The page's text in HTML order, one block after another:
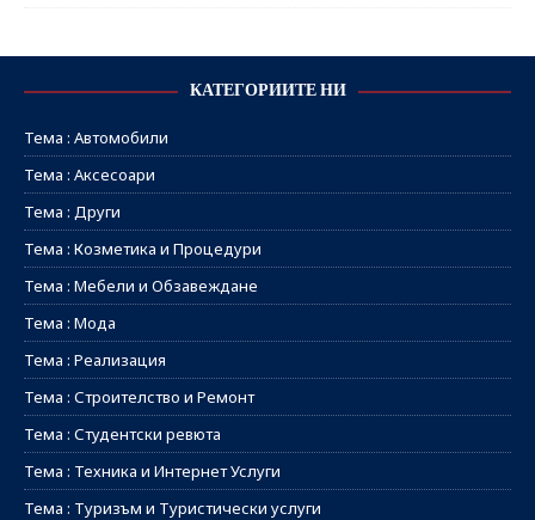
КАТЕГОРИИТЕ НИ
Тема : Автомобили
Тема : Аксесоари
Тема : Други
Тема : Козметика и Процедури
Тема : Мебели и Обзавеждане
Тема : Мода
Тема : Реализация
Тема : Строителство и Ремонт
Тема : Студентски ревюта
Тема : Техника и Интернет Услуги
Тема : Туризъм и Туристически услуги